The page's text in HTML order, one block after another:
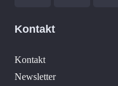
Kontakt
Kontakt
Newsletter